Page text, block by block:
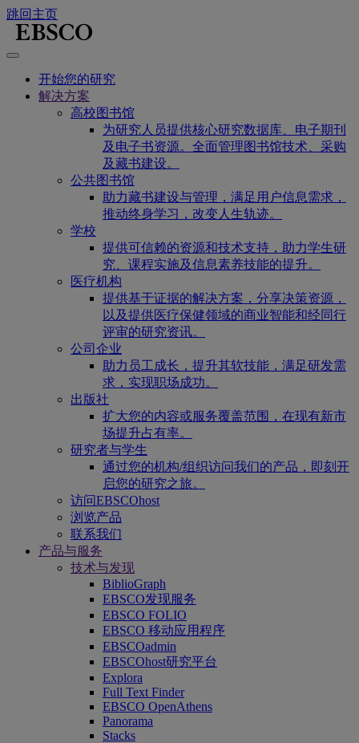
跳回主页
开始您的研究
解决方案
高校图书馆
为研究人员提供核心研究数据库、电子期刊
及电子书资源。全面管理图书馆技术、采购
及藏书建设。
公共图书馆
助力藏书建设与管理，满足用户信息需求，
推动终身学习，改变人生轨迹。
学校
提供可信赖的资源和技术支持，助力学生研
究、课程实施及信息素养技能的提升。
医疗机构
提供基于证据的解决方案，分享决策资源，
以及提供医疗保健领域的商业智能和经同行
评审的研究资讯。
公司企业
助力员工成长，提升其软技能，满足研发需
求，实现职场成功。
出版社
扩大您的内容或服务覆盖范围，在现有新市
场提升占有率。
研究者与学生
通过您的机构/组织访问我们的产品，即刻开
启您的研究之旅。
访问EBSCOhost
浏览产品
联系我们
产品与服务
技术与发现
BiblioGraph
EBSCO发现服务
EBSCO FOLIO
EBSCO 移动应用程序
EBSCOadmin
EBSCOhost研究平台
Explora
Full Text Finder
EBSCO OpenAthens
Panorama
Stacks